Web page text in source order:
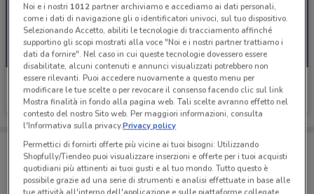
Idea bellezza
Scade il 23/08 21.2 km
Porta DoveConviene sempre con te!
Puoi trovare le migliori offerte dei negozi vicino a te,
salvarle e creare la tua lista del risparmio, comodamente
dal tuo cellulare.
Noi e i nostri 1012partner archiviamo e accediamo ai dati personali,
come i dati di navigazione gli o identificatori univoci, sul tuo dispositivo.
Selezionando Accetto, abiliti le tecnologie di tracciamento affinché
supportino gli scopi mostrati alla voce "Noi e i nostri partner trattiamo i
dati da fornire". Nel caso in cui queste tecnologie dovessero essere
disabilitate, alcuni contenuti e annunci visualizzati potrebbero non
essere rilevanti. Puoi accedere nuovamente a questo menu per
modificare le tue scelte o per revocare il consenso facendo clic sul link
Mostra finalità in fondo alla pagina web. Tali scelte avranno effetto nel
contesto del nostro Sito web. Per maggiori informazioni, consulta
l'Informativa sulla privacy.Privacy policy
Permettici di fornirti offerte più vicine ai tuoi bisogni: Utilizzando
Shopfully/Tiendeo puoi visualizzare inserzioni e offerte per i tuoi acquisti
quotidiani più attinenti ai tuoi gusti e al tuo mondo. Tutto questo è
possibile grazie ad una serie di strumenti e analisi effettuate in base alle